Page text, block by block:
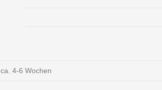
ca. 4-6 Wochen